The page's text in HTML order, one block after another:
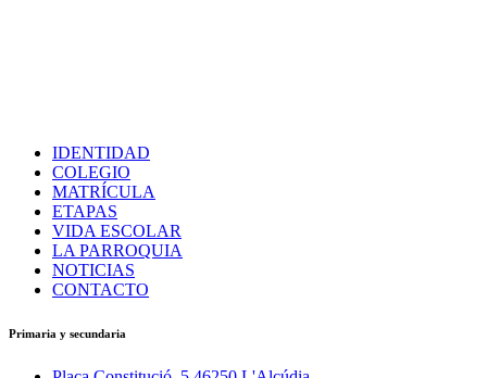
IDENTIDAD
COLEGIO
MATRÍCULA
ETAPAS
VIDA ESCOLAR
LA PARROQUIA
NOTICIAS
CONTACTO
Primaria y secundaria